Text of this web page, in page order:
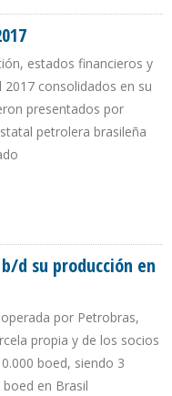
estados financieros y
2017 consolidados en su
presentados por
petrolera brasileña
d su producción en
por Petrobras,
propia y de los socios
boed, siendo 3
en Brasil